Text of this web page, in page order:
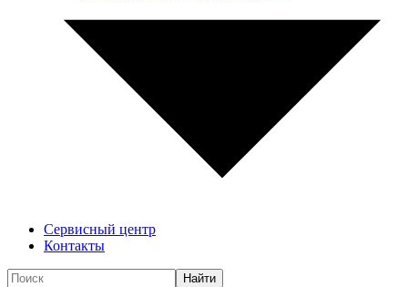
Сервисный центр
Контакты
Найти